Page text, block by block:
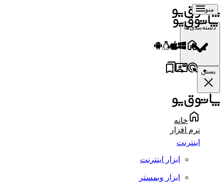
منو
دسته‌بندی‌ها
بستن
خانه
نرم افزار
اینترنت
ابزار اینترنت
ابزار وبمستر